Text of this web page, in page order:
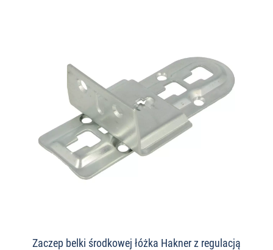
Zaczep belki środkowej łóżka Hakner z regulacją